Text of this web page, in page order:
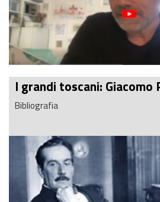
I grandi toscani: Giacomo
Bibliografia